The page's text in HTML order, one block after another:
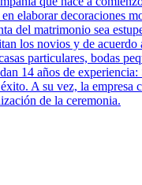
decoraciones
del matrimonio sea
los novios y de acuerdo
particulares, bodas
14 años de
A su vez, la
de la ceremonia.